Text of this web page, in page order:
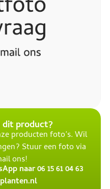
dit product?
producten foto’s. Wil
Stuur een foto via
ons!
naar 06 15 61 04 63